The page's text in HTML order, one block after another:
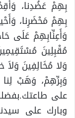
بِهِمْ عَضُدِنا،
بِهِمْ مَحْضَرِنا،
وَأَعِنِّابِهِمْ عَلَى
مُقْبِلِينَ
وَلا مُخَالِفِينَ وَلاَ
وَبِرِّهِمْ، وَهَبْ
على
وبارك على